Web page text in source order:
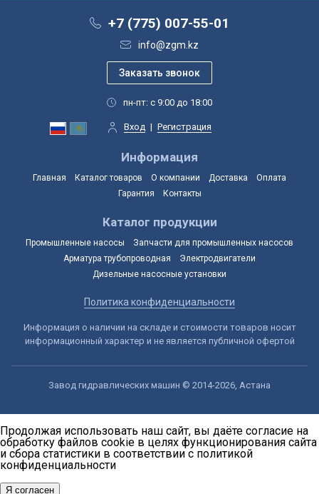
+7 (775) 007-55-01
info@zgm.kz
пн-пт: с 9:00 до 18:00
Вход | Регистрация
Информация
Главная Каталог товаров О компании Доставка
Оплата
Гарантия
Контакты
Каталог продукции
Промышленные насосы
Запчасти для промышленных насосов
Арматура трубопроводная
Электродвигатели
Дизельные насосные установки
Политика конфиденциальности
Информация о наличии на складе и стоимости товаров носит
информационный характер и не является публичной офертой
Завод гидравлических машин © 2014-2026, Астана
Продолжая использовать наш сайт, вы даёте согласие на
обработку файлов cookie в целях функционирования сайта
и сбора статистики в соответствии с политикой
конфиденциальности
Я согласен